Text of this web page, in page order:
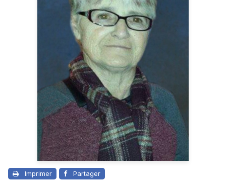
Imprimer Partager